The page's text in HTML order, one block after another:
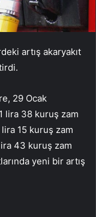
artış akaryakıt
29 Ocak
lira 38 kuruş zam
lira 15 kuruş zam
43 kuruş zam
yeni bir artış